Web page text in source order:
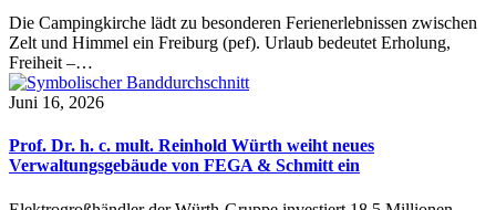
Die Campingkirche lädt zu besonderen Ferienerlebnissen zwischen
Zelt und Himmel ein Freiburg (pef). Urlaub bedeutet Erholung,
Freiheit –…
Juni 16, 2026
Prof. Dr. h. c. mult. Reinhold Würth weiht neues
Verwaltungsgebäude von FEGA & Schmitt ein